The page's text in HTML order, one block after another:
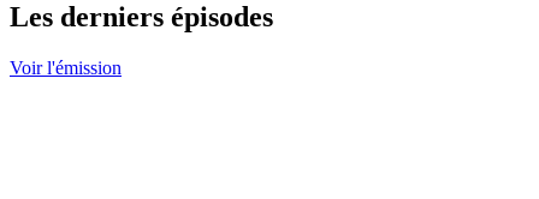
Les derniers épisodes
Voir l'émission